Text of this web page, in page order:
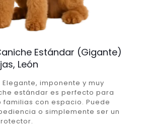
Estándar (Gigante)
León
imponente y muy
estándar es perfecto para
con espacio. Puede
o simplemente ser un